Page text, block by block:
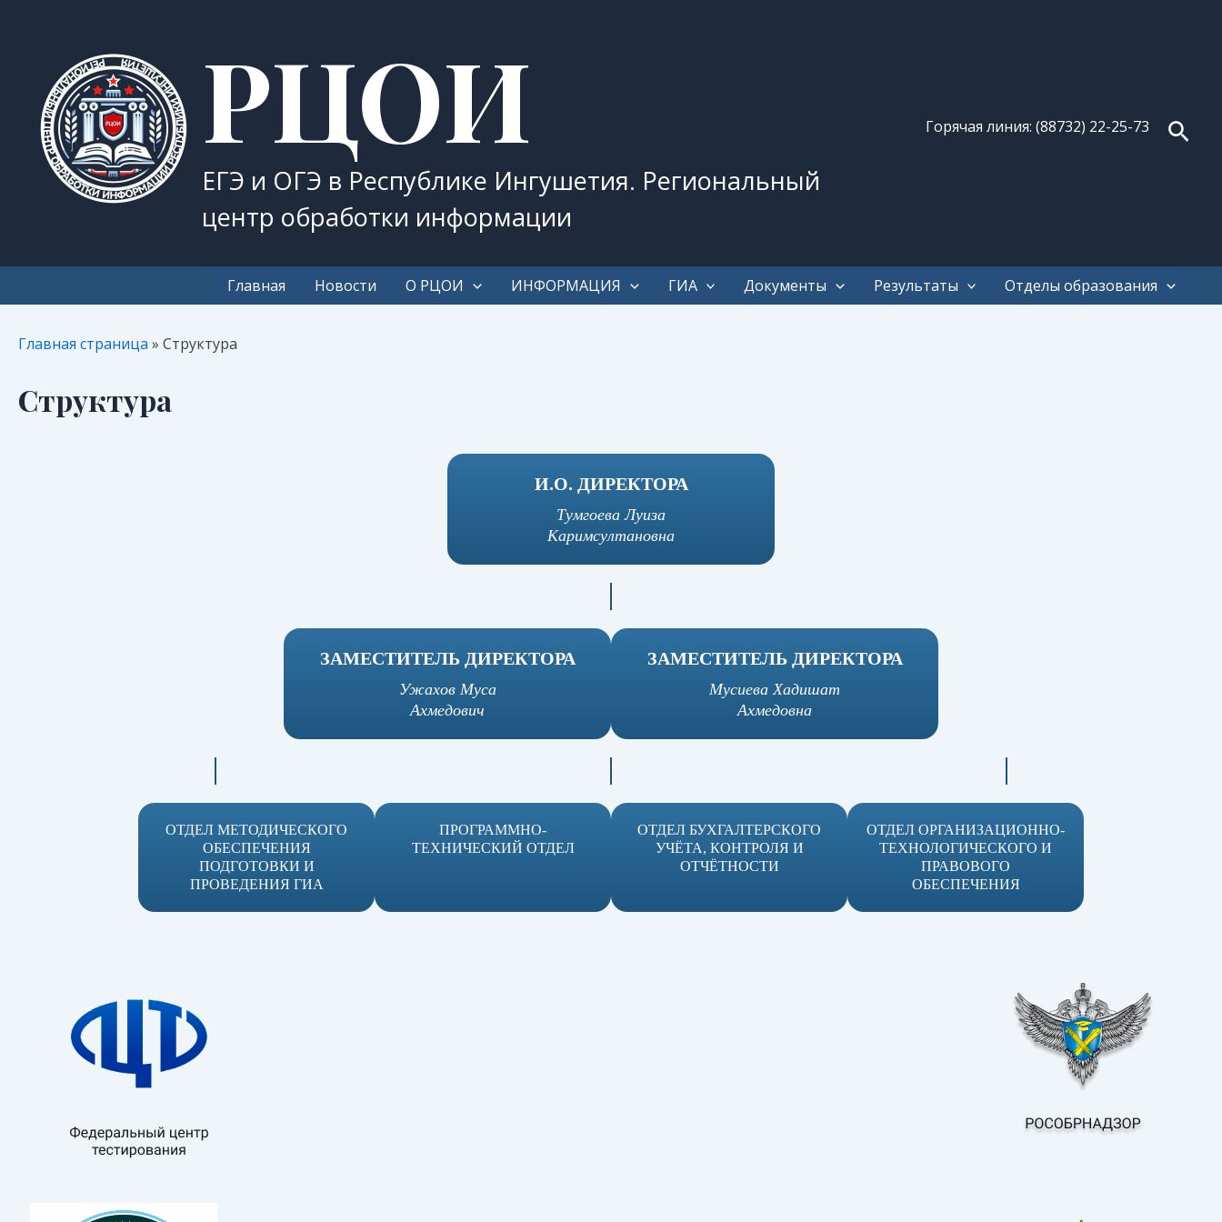
содержимому
РЦОИ
ЕГЭ и ОГЭ в Республике Ингушетия. Региональный
центр обработки информации
Горячая линия: (88732) 22-25-73
Главная Новости О РЦОИ ИНФОРМАЦИЯ ГИА Документы Результаты Отделы образования
Главная страница » Структура
Структура
И.О. ДИРЕКТОРА
Тумгоева Луиза
Каримcултановна
ЗАМЕСТИТЕЛЬ ДИРЕКТОРА
Ужахов Муса
Ахмедович
ЗАМЕСТИТЕЛЬ ДИРЕКТОРА
Мусиева Хадишат
Ахмедовна
ОТДЕЛ МЕТОДИЧЕСКОГО
ОБЕСПЕЧЕНИЯ
ПОДГОТОВКИ И
ПРОВЕДЕНИЯ ГИА
ПРОГРАММНО-
ТЕХНИЧЕСКИЙ ОТДЕЛ
ОТДЕЛ БУХГАЛТЕРСКОГО
УЧЁТА, КОНТРОЛЯ И
ОТЧЁТНОСТИ
ОТДЕЛ ОРГАНИЗАЦИОННО-
ТЕХНОЛОГИЧЕСКОГО И
ПРАВОВОГО
ОБЕСПЕЧЕНИЯ